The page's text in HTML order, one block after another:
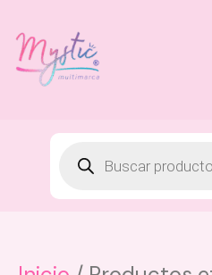
contenido
Base Aqua